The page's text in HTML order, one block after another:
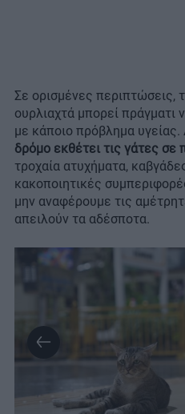
Σε ορισμένες περιπτώσεις,
ουρλιαχτά μπορεί πράγματι
με κάποιο πρόβλημα
δρόμο εκθέτει τις γάτες σε
τροχαία ατυχήματα,
κακοποιητικές
μην αναφέρουμε τις
απειλούν τα αδέσποτα.